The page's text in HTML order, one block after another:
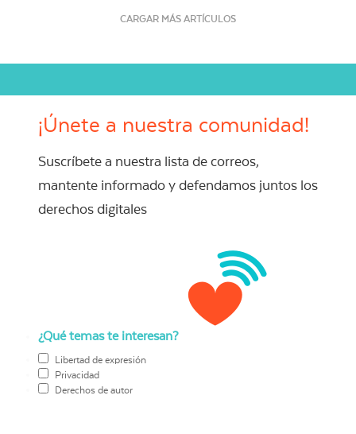
CARGAR MÁS ARTÍCULOS
¡Únete a nuestra comunidad!
Suscríbete a nuestra lista de correos,
mantente informado y defendamos juntos los
derechos digitales
¿Qué temas te interesan?
Libertad de expresión
Privacidad
Derechos de autor